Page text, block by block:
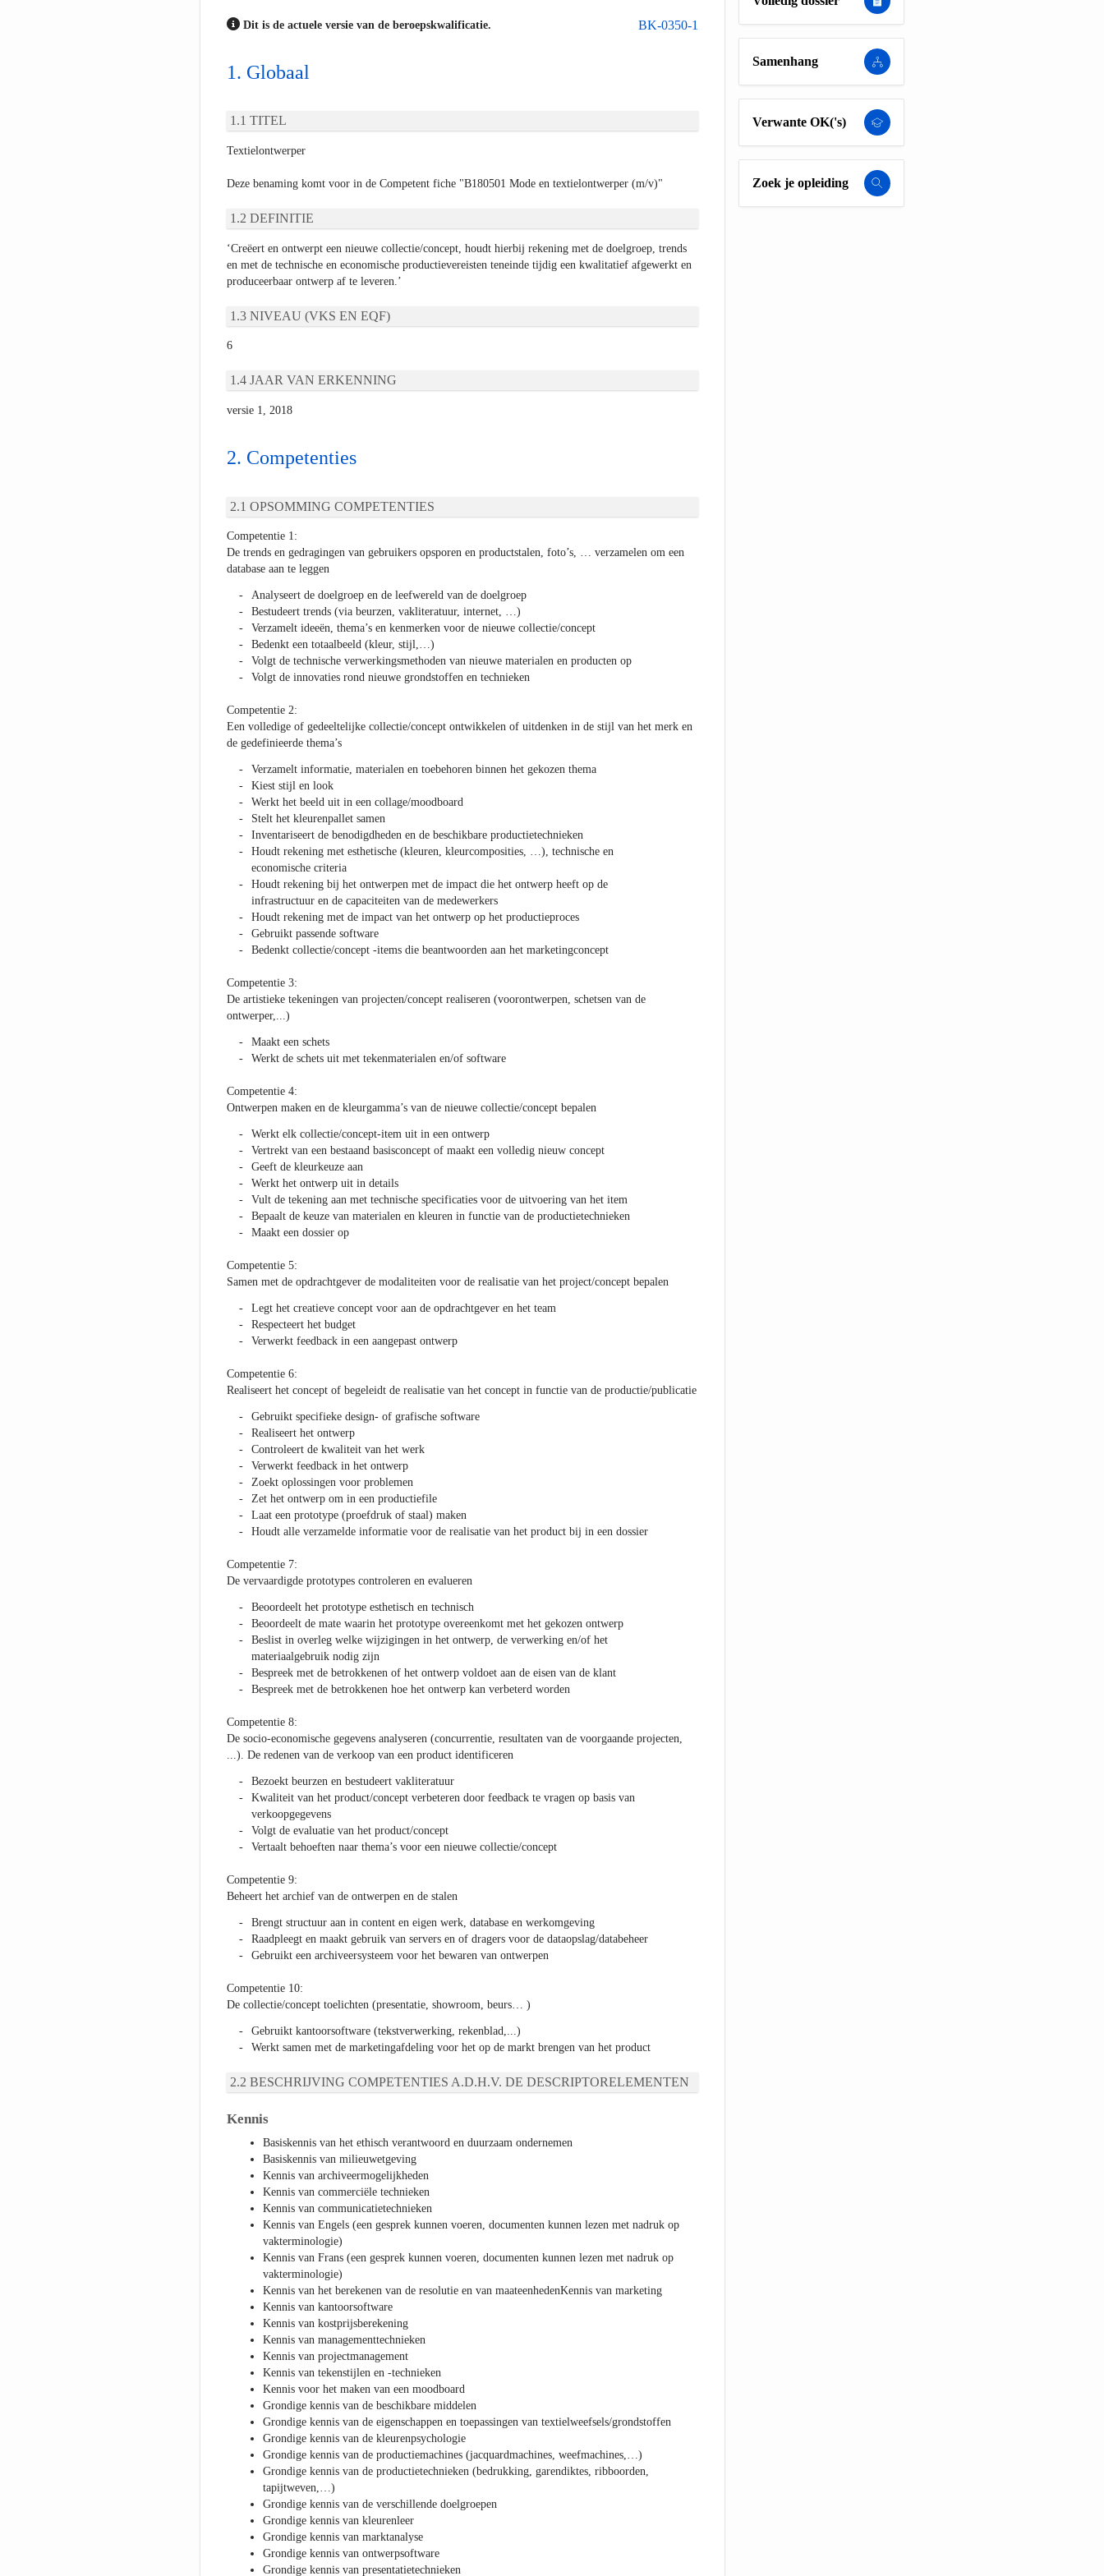
BK-0350-1
Dit is de actuele versie van de beroepskwalificatie.
Globaal
TITEL
Textielontwerper
Deze benaming komt voor in de Competent fiche "B180501 Mode en textielontwerper (m/v)"
DEFINITIE
‘Creëert en ontwerpt een nieuwe collectie/concept, houdt hierbij rekening met de doelgroep, trends
en met de technische en economische productievereisten teneinde tijdig een kwalitatief afgewerkt en
produceerbaar ontwerp af te leveren.’
NIVEAU (VKS EN EQF)
6
JAAR VAN ERKENNING
versie 1, 2018
Competenties
OPSOMMING COMPETENTIES
Competentie 1:
De trends en gedragingen van gebruikers opsporen en productstalen, foto’s, … verzamelen om een
database aan te leggen
Analyseert de doelgroep en de leefwereld van de doelgroep
Bestudeert trends (via beurzen, vakliteratuur, internet, …)
Verzamelt ideeën, thema’s en kenmerken voor de nieuwe collectie/concept
Bedenkt een totaalbeeld (kleur, stijl,…)
Volgt de technische verwerkingsmethoden van nieuwe materialen en producten op
Volgt de innovaties rond nieuwe grondstoffen en technieken
Competentie 2:
Een volledige of gedeeltelijke collectie/concept ontwikkelen of uitdenken in de stijl van het merk en
de gedefinieerde thema’s
Verzamelt informatie, materialen en toebehoren binnen het gekozen thema
Kiest stijl en look
Werkt het beeld uit in een collage/moodboard
Stelt het kleurenpallet samen
Inventariseert de benodigdheden en de beschikbare productietechnieken
Houdt rekening met esthetische (kleuren, kleurcomposities, …), technische en
economische criteria
Houdt rekening bij het ontwerpen met de impact die het ontwerp heeft op de
infrastructuur en de capaciteiten van de medewerkers
Houdt rekening met de impact van het ontwerp op het productieproces
Gebruikt passende software
Bedenkt collectie/concept -items die beantwoorden aan het marketingconcept
Competentie 3:
De artistieke tekeningen van projecten/concept realiseren (voorontwerpen, schetsen van de
ontwerper,...)
Maakt een schets
Werkt de schets uit met tekenmaterialen en/of software
Competentie 4:
Ontwerpen maken en de kleurgamma’s van de nieuwe collectie/concept bepalen
Werkt elk collectie/concept-item uit in een ontwerp
Vertrekt van een bestaand basisconcept of maakt een volledig nieuw concept
Geeft de kleurkeuze aan
Werkt het ontwerp uit in details
Vult de tekening aan met technische specificaties voor de uitvoering van het item
Bepaalt de keuze van materialen en kleuren in functie van de productietechnieken
Maakt een dossier op
Competentie 5:
Samen met de opdrachtgever de modaliteiten voor de realisatie van het project/concept bepalen
Legt het creatieve concept voor aan de opdrachtgever en het team
Respecteert het budget
Verwerkt feedback in een aangepast ontwerp
Competentie 6:
Realiseert het concept of begeleidt de realisatie van het concept in functie van de productie/publicatie
Gebruikt specifieke design- of grafische software
Realiseert het ontwerp
Controleert de kwaliteit van het werk
Verwerkt feedback in het ontwerp
Zoekt oplossingen voor problemen
Zet het ontwerp om in een productiefile
Laat een prototype (proefdruk of staal) maken
Houdt alle verzamelde informatie voor de realisatie van het product bij in een dossier
Competentie 7:
De vervaardigde prototypes controleren en evalueren
Beoordeelt het prototype esthetisch en technisch
Beoordeelt de mate waarin het prototype overeenkomt met het gekozen ontwerp
Beslist in overleg welke wijzigingen in het ontwerp, de verwerking en/of het
materiaalgebruik nodig zijn
Bespreek met de betrokkenen of het ontwerp voldoet aan de eisen van de klant
Bespreek met de betrokkenen hoe het ontwerp kan verbeterd worden
Competentie 8:
De socio-economische gegevens analyseren (concurrentie, resultaten van de voorgaande projecten,
...). De redenen van de verkoop van een product identificeren
Bezoekt beurzen en bestudeert vakliteratuur
Kwaliteit van het product/concept verbeteren door feedback te vragen op basis van
verkoopgegevens
Volgt de evaluatie van het product/concept
Vertaalt behoeften naar thema’s voor een nieuwe collectie/concept
Competentie 9:
Beheert het archief van de ontwerpen en de stalen
Brengt structuur aan in content en eigen werk, database en werkomgeving
Raadpleegt en maakt gebruik van servers en of dragers voor de dataopslag/databeheer
Gebruikt een archiveersysteem voor het bewaren van ontwerpen
Competentie 10:
De collectie/concept toelichten (presentatie, showroom, beurs… )
Gebruikt kantoorsoftware (tekstverwerking, rekenblad,...)
Werkt samen met de marketingafdeling voor het op de markt brengen van het product
BESCHRIJVING COMPETENTIES A.D.H.V. DE DESCRIPTORELEMENTEN
Kennis
Basiskennis van het ethisch verantwoord en duurzaam ondernemen
Basiskennis van milieuwetgeving
Kennis van archiveermogelijkheden
Kennis van commerciële technieken
Kennis van communicatietechnieken
Kennis van Engels (een gesprek kunnen voeren, documenten kunnen lezen met nadruk op
vakterminologie)
Kennis van Frans (een gesprek kunnen voeren, documenten kunnen lezen met nadruk op
vakterminologie)
Kennis van het berekenen van de resolutie en van maateenhedenKennis van marketing
Kennis van kantoorsoftware
Kennis van kostprijsberekening
Kennis van managementtechnieken
Kennis van projectmanagement
Kennis van tekenstijlen en -technieken
Kennis voor het maken van een moodboard
Grondige kennis van de beschikbare middelen
Grondige kennis van de eigenschappen en toepassingen van textielweefsels/grondstoffen
Grondige kennis van de kleurenpsychologie
Grondige kennis van de productiemachines (jacquardmachines, weefmachines,…)
Grondige kennis van de productietechnieken (bedrukking, garendiktes, ribboorden,
tapijtweven,…)
Grondige kennis van de verschillende doelgroepen
Grondige kennis van kleurenleer
Grondige kennis van marktanalyse
Grondige kennis van ontwerpsoftware
Grondige kennis van presentatietechnieken
Samenhang
Verwante OK('s)
Zoek je opleiding